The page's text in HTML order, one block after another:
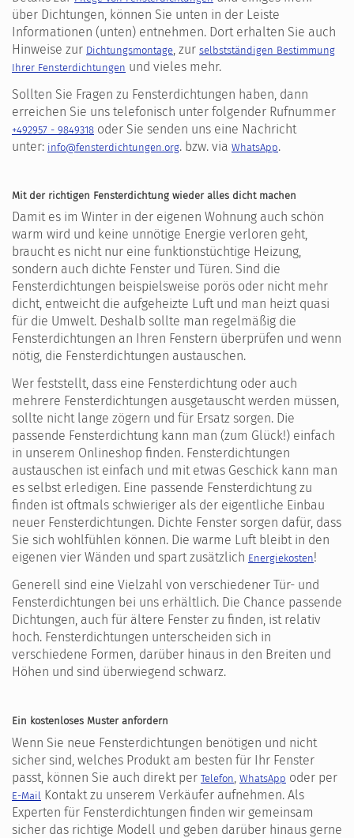
über Dichtungen, können Sie unten in der Leiste
Informationen (unten) entnehmen. Dort erhalten Sie auch
Hinweise zur Dichtungsmontage , zur selbstständigen Bestimmung
Ihrer Fensterdichtungen und vieles mehr.
Sollten Sie Fragen zu Fensterdichtungen haben, dann
erreichen Sie uns telefonisch unter folgender Rufnummer
+492957 - 9849318 oder Sie senden uns eine Nachricht
unter: info@fensterdichtungen.org. bzw. via WhatsApp.
Mit der richtigen Fensterdichtung wieder alles dicht machen
Damit es im Winter in der eigenen Wohnung auch schön
warm wird und keine unnötige Energie verloren geht,
braucht es nicht nur eine funktionstüchtige Heizung,
sondern auch dichte Fenster und Türen. Sind die
Fensterdichtungen beispielsweise porös oder nicht mehr
dicht, entweicht die aufgeheizte Luft und man heizt quasi
für die Umwelt. Deshalb sollte man regelmäßig die
Fensterdichtungen an Ihren Fenstern überprüfen und wenn
nötig, die Fensterdichtungen austauschen.
Wer feststellt, dass eine Fensterdichtung oder auch
mehrere Fensterdichtungen ausgetauscht werden müssen,
sollte nicht lange zögern und für Ersatz sorgen. Die
passende Fensterdichtung kann man (zum Glück!) einfach
in unserem Onlineshop finden. Fensterdichtungen
austauschen ist einfach und mit etwas Geschick kann man
es selbst erledigen. Eine passende Fensterdichtung zu
finden ist oftmals schwieriger als der eigentliche Einbau
neuer Fensterdichtungen. Dichte Fenster sorgen dafür, dass
Sie sich wohlfühlen können. Die warme Luft bleibt in den
eigenen vier Wänden und spart zusätzlich Energiekosten!
Generell sind eine Vielzahl von verschiedener Tür- und
Fensterdichtungen bei uns erhältlich. Die Chance passende
Dichtungen, auch für ältere Fenster zu finden, ist relativ
hoch. Fensterdichtungen unterscheiden sich in
verschiedene Formen, darüber hinaus in den Breiten und
Höhen und sind überwiegend schwarz.
Ein kostenloses Muster anfordern
Wenn Sie neue Fensterdichtungen benötigen und nicht
sicher sind, welches Produkt am besten für Ihr Fenster
passt, können Sie auch direkt per Telefon WhatsApp oder per
E-Mail Kontakt zu unserem Verkäufer aufnehmen. Als
Experten für Fensterdichtungen finden wir gemeinsam
sicher das richtige Modell und geben darüber hinaus gerne